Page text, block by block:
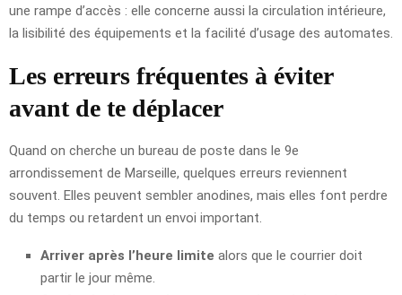
une rampe d’accès : elle concerne aussi la circulation intérieure,
la lisibilité des équipements et la facilité d’usage des automates.
Les erreurs fréquentes à éviter
avant de te déplacer
Quand on cherche un bureau de poste dans le 9e
arrondissement de Marseille, quelques erreurs reviennent
souvent. Elles peuvent sembler anodines, mais elles font perdre
du temps ou retardent un envoi important.
Arriver après l’heure limite alors que le courrier doit
partir le jour même.